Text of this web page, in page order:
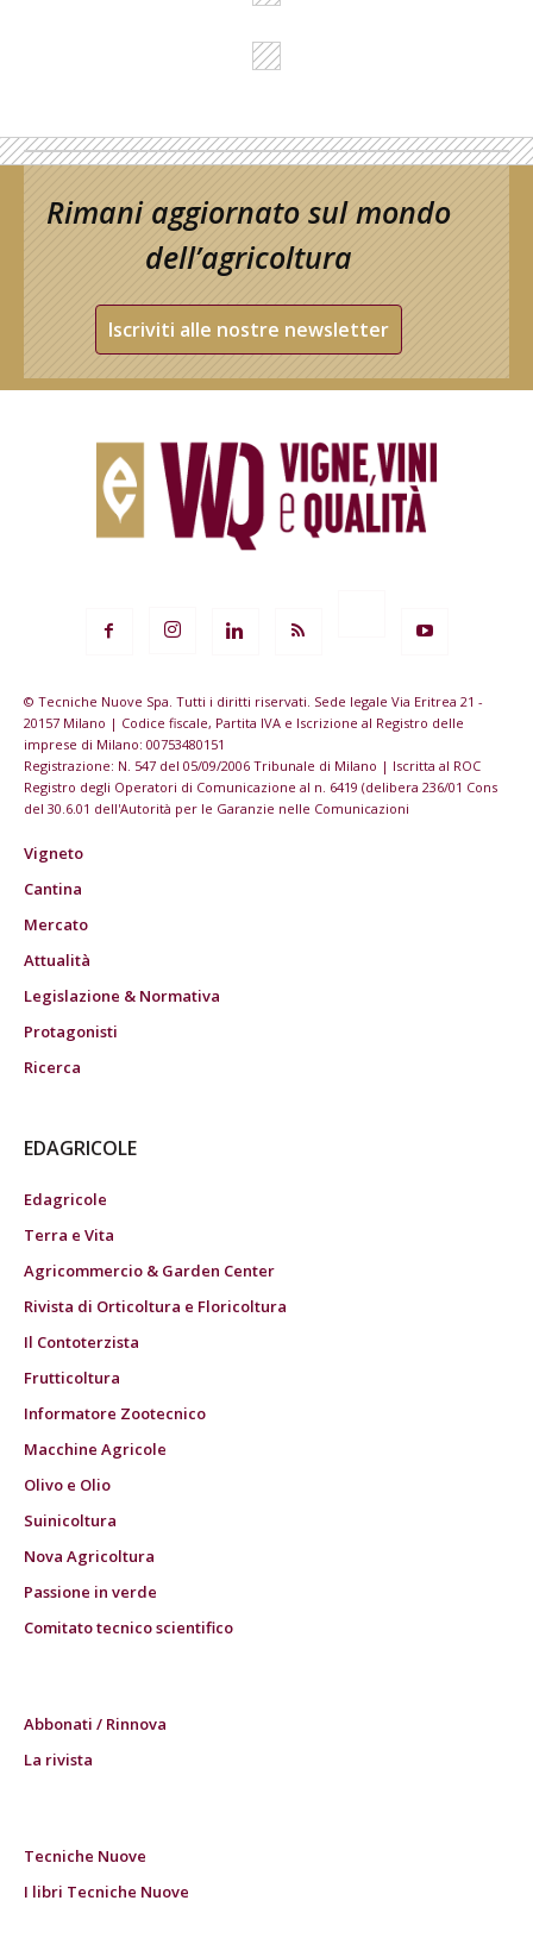
Rimani aggiornato sul mondo
dell’agricoltura
Iscriviti alle nostre newsletter
© Tecniche Nuove Spa. Tutti i diritti riservati. Sede legale Via Eritrea 21 -
20157 Milano | Codice fiscale, Partita IVA e Iscrizione al Registro delle
imprese di Milano: 00753480151
Registrazione: N. 547 del 05/09/2006 Tribunale di Milano | Iscritta al ROC
Registro degli Operatori di Comunicazione al n. 6419 (delibera 236/01 Cons
del 30.6.01 dell'Autorità per le Garanzie nelle Comunicazioni
Vigneto
Cantina
Mercato
Attualità
Legislazione & Normativa
Protagonisti
Ricerca
EDAGRICOLE
Edagricole
Terra e Vita
Agricommercio & Garden Center
Rivista di Orticoltura e Floricoltura
Il Contoterzista
Frutticoltura
Informatore Zootecnico
Macchine Agricole
Olivo e Olio
Suinicoltura
Nova Agricoltura
Passione in verde
Comitato tecnico scientifico
Abbonati / Rinnova
La rivista
Tecniche Nuove
I libri Tecniche Nuove